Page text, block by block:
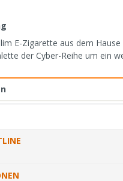
E-Zigarette aus dem
der Cyber-Reihe um ein